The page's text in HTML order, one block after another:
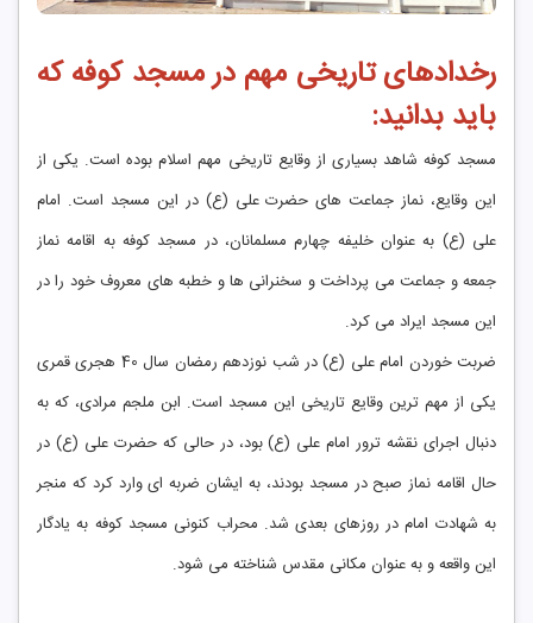
رخدادهای تاریخی مهم در مسجد کوفه که
باید بدانید:
مسجد کوفه شاهد بسیاری از وقایع تاریخی مهم اسلام بوده است. یکی از
این وقایع، نماز جماعت های حضرت علی (ع) در این مسجد است. امام
علی (ع) به عنوان خلیفه چهارم مسلمانان، در مسجد کوفه به اقامه نماز
جمعه و جماعت می پرداخت و سخنرانی ها و خطبه های معروف خود را در
این مسجد ایراد می کرد.
ضربت خوردن امام علی (ع) در شب نوزدهم رمضان سال 40 هجری قمری
یکی از مهم ترین وقایع تاریخی این مسجد است. ابن ملجم مرادی، که به
دنبال اجرای نقشه ترور امام علی (ع) بود، در حالی که حضرت علی (ع) در
حال اقامه نماز صبح در مسجد بودند، به ایشان ضربه ای وارد کرد که منجر
به شهادت امام در روزهای بعدی شد. محراب کنونی مسجد کوفه به یادگار
این واقعه و به عنوان مکانی مقدس شناخته می شود.